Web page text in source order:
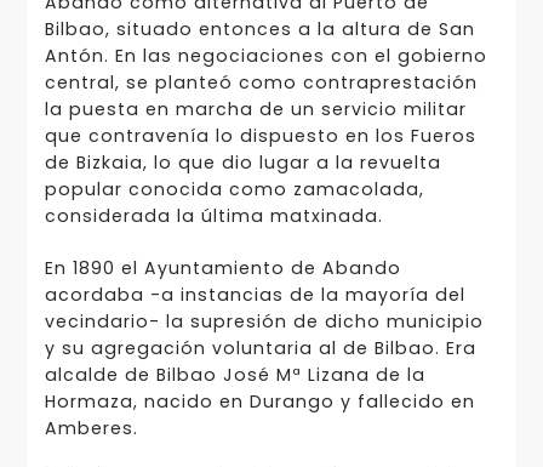
Bilbao, situado entonces a la altura de San
Antón. En las negociaciones con el gobierno
central, se planteó como contraprestación
la puesta en marcha de un servicio militar
que contravenía lo dispuesto en los Fueros
de Bizkaia, lo que dio lugar a la revuelta
popular conocida como zamacolada,
considerada la última matxinada.
En 1890 el Ayuntamiento de Abando
acordaba -a instancias de la mayoría del
vecindario- la supresión de dicho municipio
y su agregación voluntaria al de Bilbao. Era
alcalde de Bilbao José Mª Lizana de la
Hormaza, nacido en Durango y fallecido en
Amberes.